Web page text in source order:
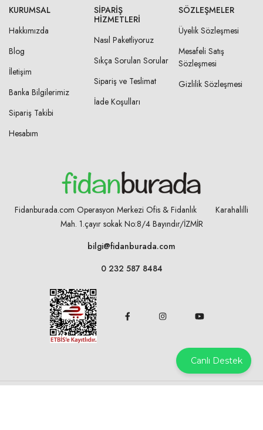
Canlı Destek
KURUMSAL
Hakkımızda
Blog
İletişim
Banka Bilgilerimiz
Sipariş Takibi
Hesabım
SIPARIŞ
HIZMETLERI
Nasıl Paketliyoruz
Sıkça Sorulan Sorular
Sipariş ve Teslimat
İade Koşulları
SÖZLEŞMELER
Üyelik Sözleşmesi
Mesafeli Satış
Sözleşmesi
Gizlilik Sözleşmesi
Fidanburada.com Operasyon Merkezi Ofis & Fidanlık Karahalilli
Mah. 1.çayır sokak No:8/4 Bayındır/İZMİR
bilgi@fidanburada.com
0 232 587 8484